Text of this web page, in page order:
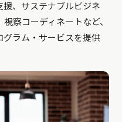
、サステナブルビジネ
察コーディネートなど、
ラム・サービスを提供